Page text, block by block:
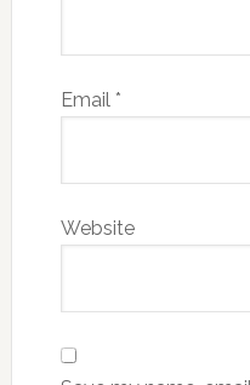
Email *
Website